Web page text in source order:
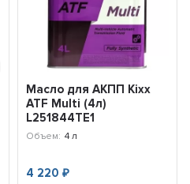
Масло для АКПП Kixx
ATF Multi (4л)
L251844TE1
Объем: 4 л
4 220 ₽